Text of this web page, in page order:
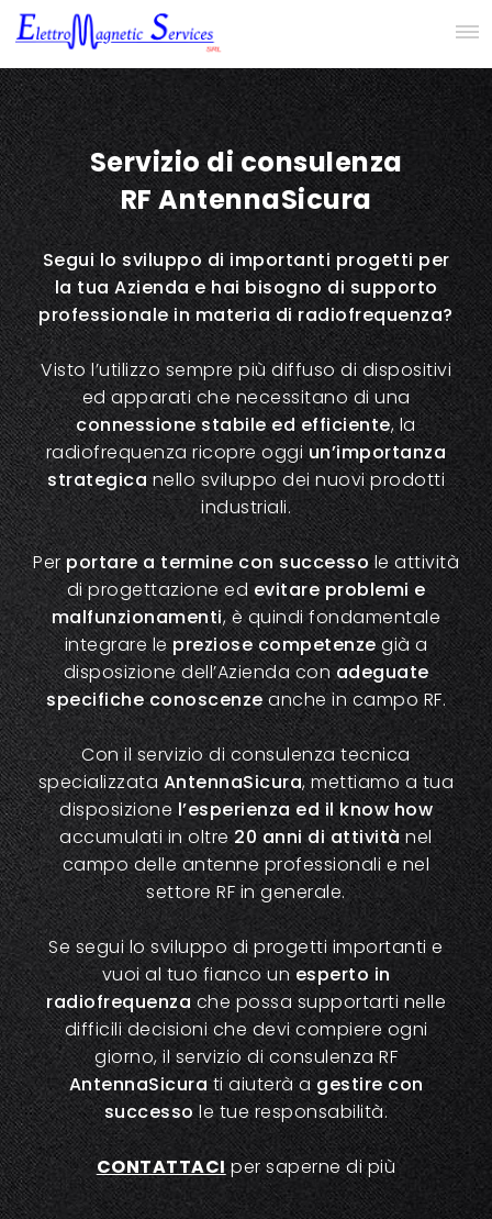
Servizio di consulenza
RF AntennaSicura
Segui lo sviluppo di importanti progetti per
la tua Azienda e hai bisogno di supporto
professionale in materia di radiofrequenza?
Visto l’utilizzo sempre più diffuso di dispositivi
ed apparati che necessitano di una
connessione stabile ed efficiente, la
radiofrequenza ricopre oggiun’importanza
strategicanello sviluppo dei nuovi prodotti
industriali.
Perportare a termine con successole attività
di progettazione edevitare problemi e
malfunzionamenti, è quindi fondamentale
integrare lepreziose competenzegià a
disposizione dell’Azienda conadeguate
specifiche conoscenzeanche in campo RF.
Con il servizio di consulenza tecnica
specializzataAntennaSicura, mettiamo a tua
disposizionel’esperienza ed il know how
accumulati in oltre20 anni di attivitànel
campo delle antenne professionali e nel
settore RF in generale.
Se segui lo sviluppo di progetti importanti e
vuoi al tuo fianco unesperto in
radiofrequenzache possa supportarti nelle
difficili decisioni che devi compiere ogni
giorno, il servizio di consulenza RF
AntennaSicurati aiuterà agestire con
successole tue responsabilità.
CONTATTACI per saperne di più